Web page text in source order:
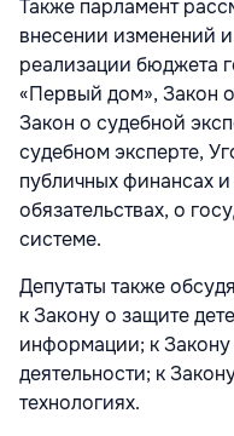
Также парламент
внесении изменений
реализации бюджета
«Первый дом», Закон
Закон о судебной
судебном эксперте,
публичных финансах
обязательствах, о
системе.
Депутаты также
к Закону о защите
информации; к
деятельности; к
технологиях.